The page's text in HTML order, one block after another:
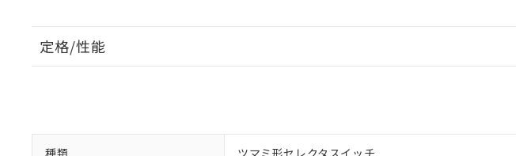
定格/性能
種類 ツマミ形セレクタスイッチ